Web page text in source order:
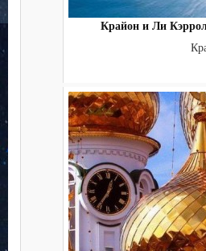
Крайон и Ли